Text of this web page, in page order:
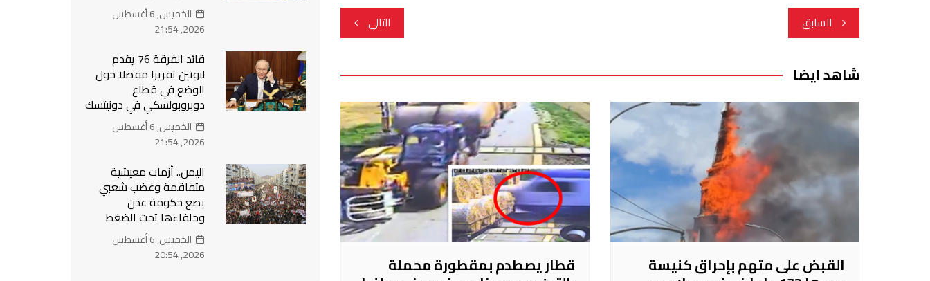
تصفّح
المقالات
السابق التالي
شاهد ايضا
القبض على متهم بإحراق كنيسة قطار يصطدم بمقطورة محملة
الخميس, 6 أغسطس
2026, 21:54
قائد الفرقة 76 يقدم
لبوتين تقريرا مفصلا حول
الوضع في قطاع
دوبروبولسكي في دونيتسك
الخميس, 6 أغسطس
2026, 21:54
اليمن.. أزمات معيشية
متفاقمة وغضب شعبي
يضع حكومة عدن
وحلفاءها تحت الضغط
الخميس, 6 أغسطس
2026, 20:54